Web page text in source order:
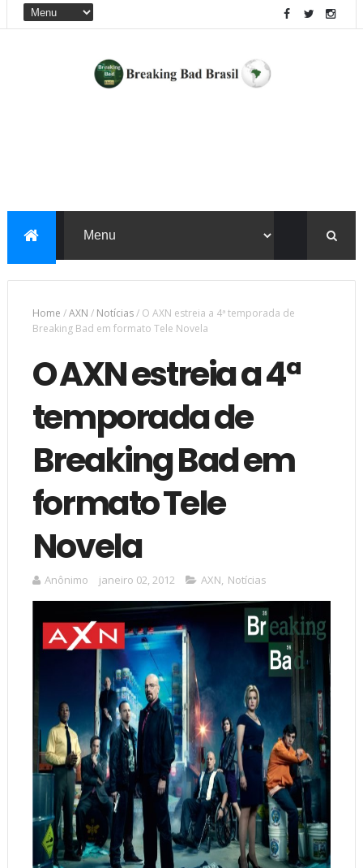
Home /AXN / Notícias/ O AXN estreia a 4ª temporada de
Breaking Bad em formato Tele Novela
O AXN estreia a 4ª
temporada de
Breaking Bad em
formato Tele
Novela
Anônimo janeiro 02, 2012 AXN, Notícias